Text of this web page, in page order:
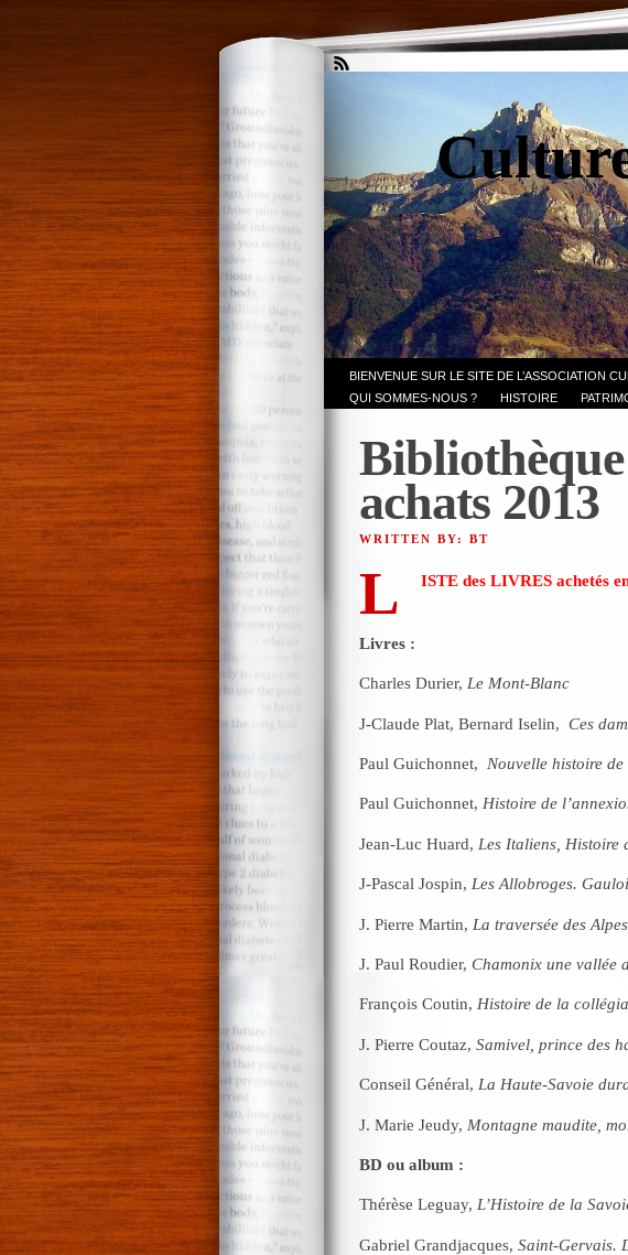
BIENVENUE SUR LE SITE DE L’ASSOCIATION
QUI SOMMES-NOUS ?
HISTOIRE
achats 2013
WRITTEN BY: BT
L
ISTE des LIVRES achetés
Livres :
Charles Durier, Le Mont-Blanc
J-Claude Plat, Bernard Iselin, Ces
Paul Guichonnet, Nouvelle histoire de
Paul Guichonnet, Histoire de
Jean-Luc Huard, Les Italiens, Histoire
J-Pascal Jospin, Les Allobroges.
J. Pierre Martin, La traversée des
J. Paul Roudier, Chamonix une vallée
François Coutin, Histoire de la
J. Pierre Coutaz, Samivel, prince des
Conseil Général, La Haute-Savoie
J. Marie Jeudy, Montagne maudite,
BD ou album :
Thérèse Leguay, L’Histoire de la
Gabriel Grandjacques, Saint-Gervais.